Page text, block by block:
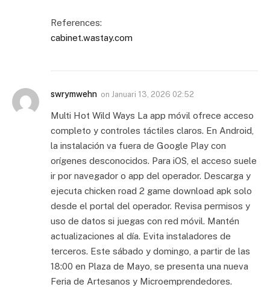
References:
cabinet.wastay.com
swrymwehn on Januari 13, 2026 02:52
Multi Hot Wild Ways La app móvil ofrece acceso
completo y controles táctiles claros. En Android,
la instalación va fuera de Google Play con
orígenes desconocidos. Para iOS, el acceso suele
ir por navegador o app del operador. Descarga y
ejecuta chicken road 2 game download apk solo
desde el portal del operador. Revisa permisos y
uso de datos si juegas con red móvil. Mantén
actualizaciones al día. Evita instaladores de
terceros. Este sábado y domingo, a partir de las
18:00 en Plaza de Mayo, se presenta una nueva
Feria de Artesanos y Microemprendedores.